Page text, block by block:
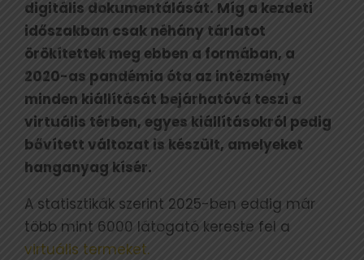
digitális dokumentálását. Míg a kezdeti
időszakban csak néhány tárlatot
örökítettek meg ebben a formában, a
2020-as pandémia óta az intézmény
minden kiállítását bejárhatóvá teszi a
virtuális térben, egyes kiállításokról pedig
bővített változat is készült, amelyeket
hanganyag kísér.
A statisztikák szerint 2025-ben eddig már
több mint 6000 látogató kereste fel a
virtuális termeket.